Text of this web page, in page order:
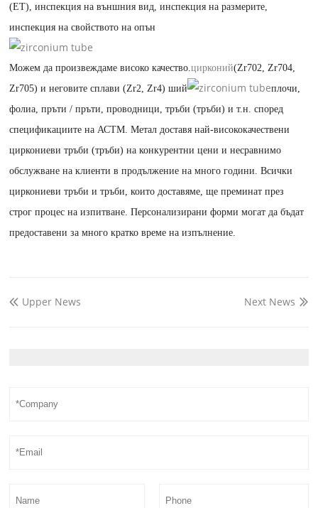
(ЕТ), инспекция на външния вид, инспекция на размерите,
инспекция на свойството на опън
Можем да произвеждаме високо качество.цирконий(Zr702, Zr704,
Zr705) и неговите сплави (Zr2, Zr4) ший
плочи,
фолиа, пръти / пръти, проводници, тръби (тръби) и т.н. според
спецификациите на АСТМ. Метал доставя най-висококачествени
циркониеви тръби (тръби) на конкурентни цени и несравнимо
обслужване на клиенти в продължение на много години. Всички
циркониеви тръби и тръби, които доставяме, ще преминат през
строг процес на изпитване. Персонализирани форми могат да бъдат
предоставени за много кратко време на изпълнение.
 Upper News Next News 